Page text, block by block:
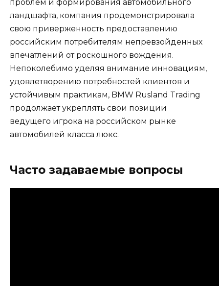
проблем и формирования автомобильного
ландшафта, компания продемонстрировала
свою приверженность предоставлению
российским потребителям непревзойденных
впечатлений от роскошного вождения.
Непоколебимо уделяя внимание инновациям,
удовлетворению потребностей клиентов и
устойчивым практикам, BMW Rusland Trading
продолжает укреплять свои позиции
ведущего игрока на российском рынке
автомобилей класса люкс.
Часто задаваемые вопросы